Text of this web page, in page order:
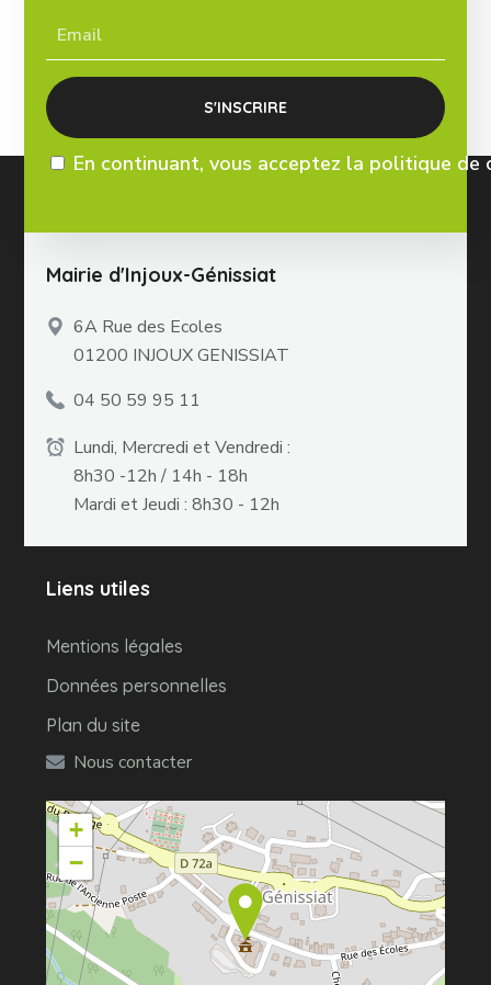
En continuant, vous acceptez la politique
Mairie d'Injoux-Génissiat
6A Rue des Ecoles
01200 INJOUX GENISSIAT
04 50 59 95 11
Lundi, Mercredi et Vendredi :
8h30 -12h / 14h - 18h
Mardi et Jeudi : 8h30 - 12h
Liens utiles
Mentions légales
Données personnelles
Plan du site
Nous contacter
+
−